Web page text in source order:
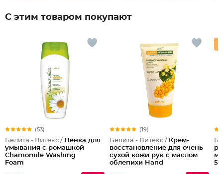
С этим товаром покупают
(53)
Белита - Витекс / Пенка для
умывания с ромашкой
Chamomile Washing
Foam
(19)
Белита - Витекс / Крем-
восстановление для очень
сухой кожи рук с маслом
облепихи Hand
5A